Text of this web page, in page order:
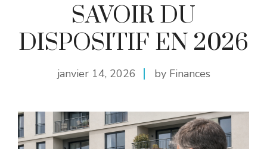
SAVOIR DU
DISPOSITIF EN 2026
janvier 14, 2026 by Finances